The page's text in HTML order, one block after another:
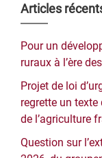
Barre
latérale
Articles
Pour un
ruraux à l’ère
Projet de loi
regrette un
de l’agriculture
Question sur